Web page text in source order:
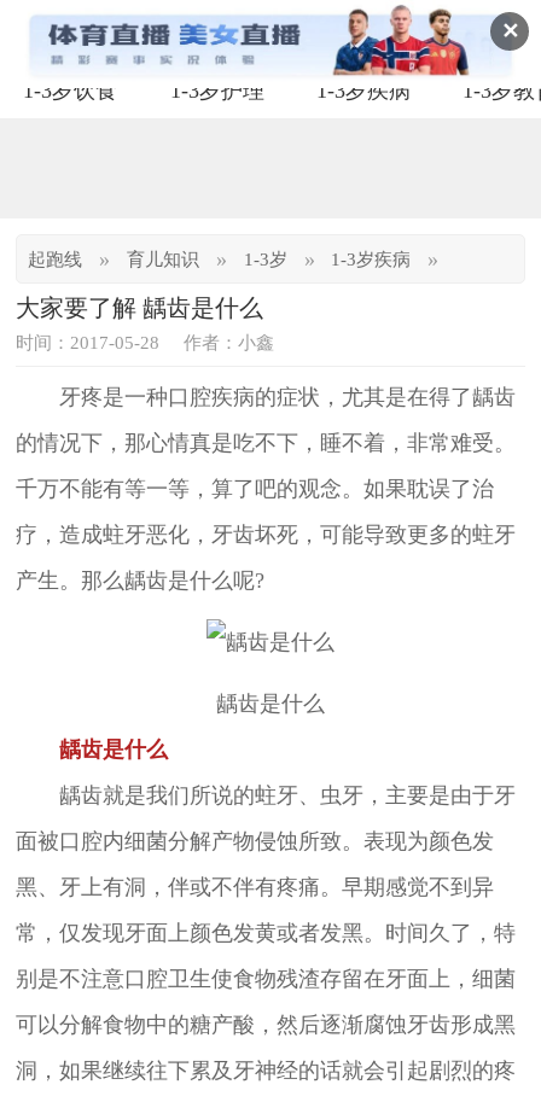
✕
1-3岁饮食 1-3岁护理 1-3岁疾病 1-3岁教
起跑线 » 育儿知识 » 1-3岁 » 1-3岁疾病 »
大家要了解 龋齿是什么
时间：2017-05-28 作者：小鑫
牙疼是一种口腔疾病的症状，尤其是在得了龋齿
的情况下，那心情真是吃不下，睡不着，非常难受。
千万不能有等一等，算了吧的观念。如果耽误了治
疗，造成蛀牙恶化，牙齿坏死，可能导致更多的蛀牙
产生。那么龋齿是什么呢?
龋齿是什么
龋齿是什么
龋齿就是我们所说的蛀牙、虫牙，主要是由于牙
面被口腔内细菌分解产物侵蚀所致。表现为颜色发
黑、牙上有洞，伴或不伴有疼痛。早期感觉不到异
常，仅发现牙面上颜色发黄或者发黑。时间久了，特
别是不注意口腔卫生使食物残渣存留在牙面上，细菌
可以分解食物中的糖产酸，然后逐渐腐蚀牙齿形成黑
洞，如果继续往下累及牙神经的话就会引起剧烈的疼